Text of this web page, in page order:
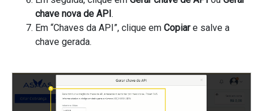
chave nova de API .
Em “Chaves da API”, clique em Copiare salve a
chave gerada.